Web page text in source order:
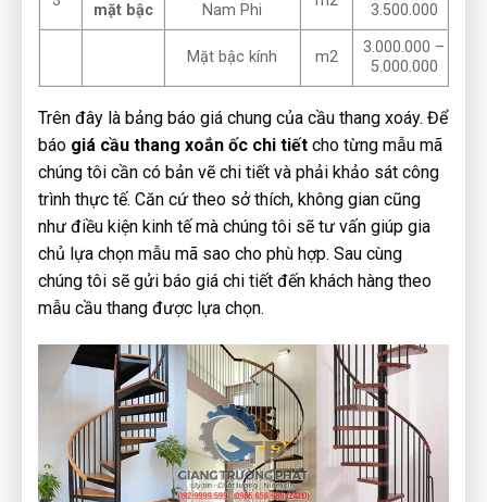
mặt bậc
Nam Phi
3.500.000
Mặt bậc kính m2
3.000.000 –
5.000.000
Trên đây là bảng báo giá chung của cầu thang xoáy. Để
báo giá cầu thang xoắn ốc chi tiết cho từng mẫu mã
chúng tôi cần có bản vẽ chi tiết và phải khảo sát công
trình thực tế. Căn cứ theo sở thích, không gian cũng
như điều kiện kinh tế mà chúng tôi sẽ tư vấn giúp gia
chủ lựa chọn mẫu mã sao cho phù hợp. Sau cùng
chúng tôi sẽ gửi báo giá chi tiết đến khách hàng theo
mẫu cầu thang được lựa chọn.